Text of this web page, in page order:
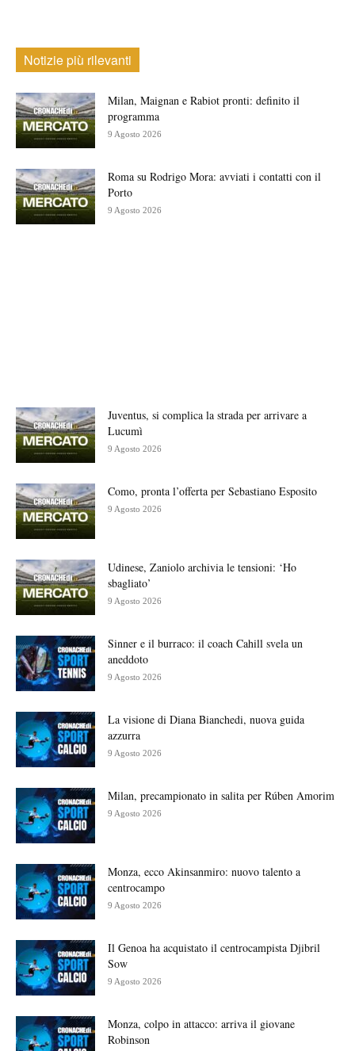
Notizie più rilevanti
Milan, Maignan e Rabiot pronti: definito il
programma
9 Agosto 2026
Roma su Rodrigo Mora: avviati i contatti con il
Porto
9 Agosto 2026
Juventus, si complica la strada per arrivare a
Lucumì
9 Agosto 2026
Como, pronta l’offerta per Sebastiano Esposito
9 Agosto 2026
Udinese, Zaniolo archivia le tensioni: ‘Ho
sbagliato’
9 Agosto 2026
Sinner e il burraco: il coach Cahill svela un
aneddoto
9 Agosto 2026
La visione di Diana Bianchedi, nuova guida
azzurra
9 Agosto 2026
Milan, precampionato in salita per Rúben Amorim
9 Agosto 2026
Monza, ecco Akinsanmiro: nuovo talento a
centrocampo
9 Agosto 2026
Il Genoa ha acquistato il centrocampista Djibril
Sow
9 Agosto 2026
Monza, colpo in attacco: arriva il giovane
Robinson